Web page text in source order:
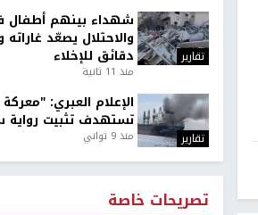
تقارير
شهداء بينهم أطفال
والاحتلال يصعّد
دقائق للإخلاء
منذ 11 ثانية
تقارير
الإعلام العبري:
تستهدف تثبيت رواية
منذ 9 ثواني
تصريحات خاصة